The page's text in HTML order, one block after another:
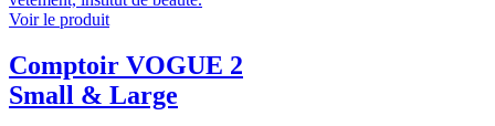
Voir le produit
Comptoir VOGUE 2
Small & Large